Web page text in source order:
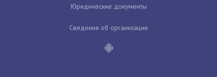
Юридические документы
Сведения об организации